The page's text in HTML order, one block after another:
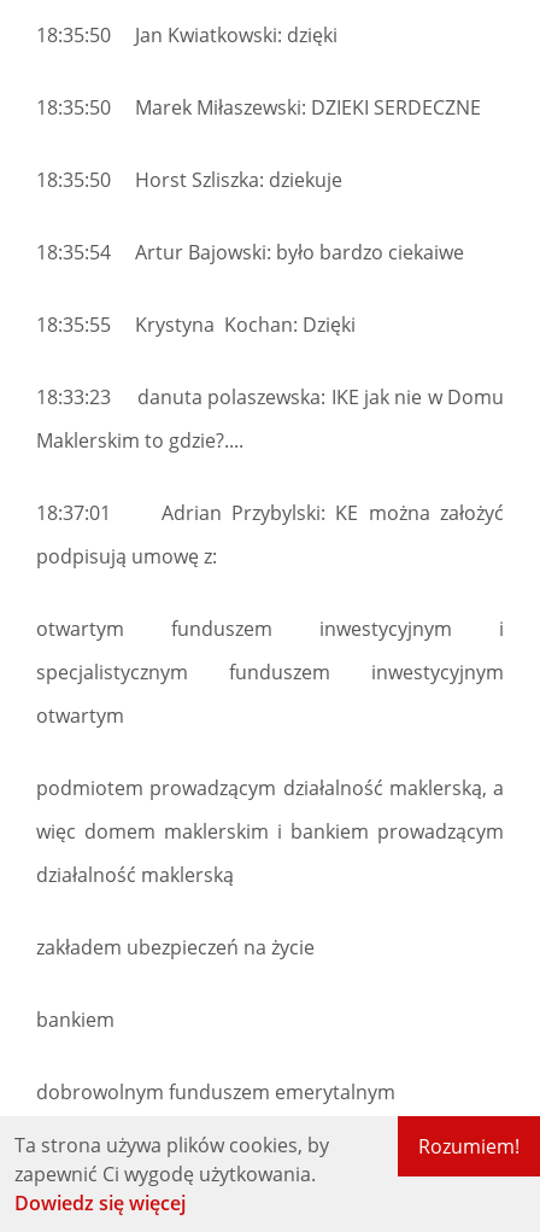
18:35:50 Jan Kwiatkowski: dzięki
18:35:50 Marek Miłaszewski: DZIEKI SERDECZNE
18:35:50 Horst Szliszka: dziekuje
18:35:54 Artur Bajowski: było bardzo ciekaiwe
18:35:55 Krystyna Kochan: Dzięki
18:33:23 danuta polaszewska: IKE jak nie w Domu
Maklerskim to gdzie?....
18:37:01 Adrian Przybylski: KE można założyć
podpisują umowę z:
otwartym funduszem inwestycyjnym i
specjalistycznym funduszem inwestycyjnym
otwartym
podmiotem prowadzącym działalność maklerską, a
więc domem maklerskim i bankiem prowadzącym
działalność maklerską
zakładem ubezpieczeń na życie
bankiem
dobrowolnym funduszem emerytalnym
18:37:13 Adrian Przybylski: *IKE można założyć...
Rozumiem!
Ta strona używa plików cookies, by
zapewnić Ci wygodę użytkowania.
Dowiedz się więcej